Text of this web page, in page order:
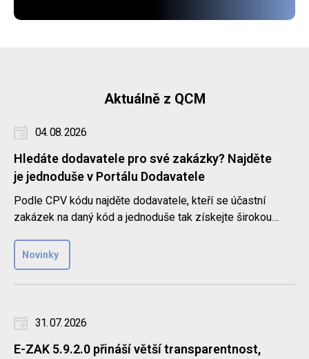
Aktuálně z QCM
04. 08. 2026
Hledáte dodavatele pro své zakázky? Najděte
je jednoduše v Portálu Dodavatele
Podle CPV kódu najděte dodavatele, kteří se účastní
zakázek na daný kód a jednoduše tak získejte širokou
Novinky
31. 07. 2026
E-ZAK 5.9.2.0 přináší větší transparentnost,